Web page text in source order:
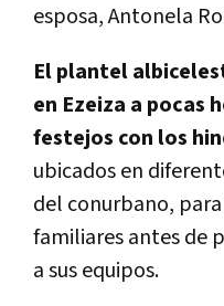
esposa, Antonela
El plantel
en Ezeiza a pocas
festejos con los
ubicados en
del conurbano,
familiares antes de
a sus equipos.